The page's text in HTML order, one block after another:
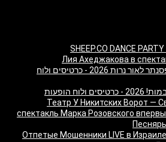
SHEEP.CO DANCE
Лия Ахеджакова в
משופן ועד AC/DC - מופע פסנתר לאור נרות 2026 - כרטיסים ולוח
הופעות
"Театр У Никитских Ворот —
спектакль Марка Розовского
Отпетые Мошенники LIVE в